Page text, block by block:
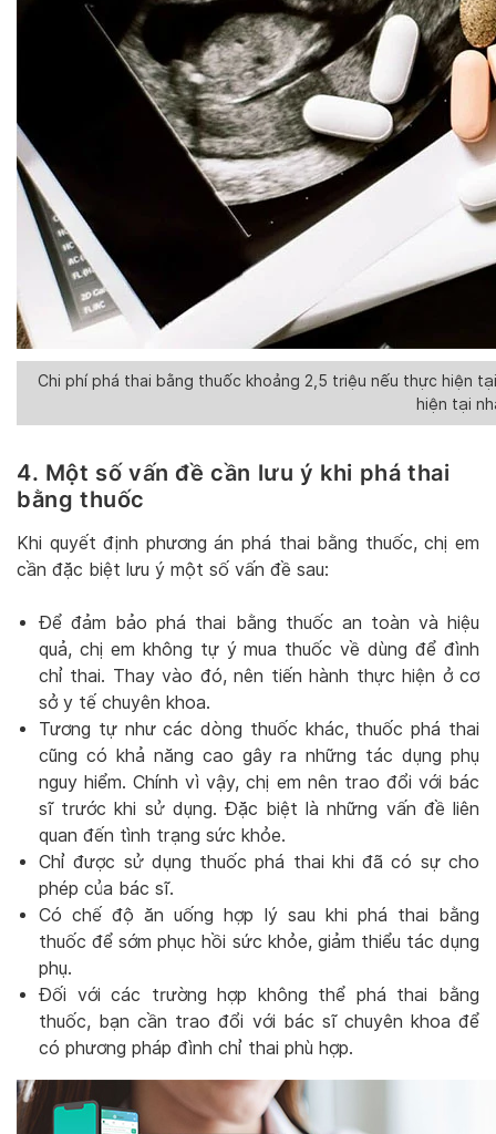
Chi phí phá thai bằng thuốc khoảng 2,5 triệu nếu thực hiện
hiện tại
4. Một số vấn đề cần lưu ý khi phá thai
bằng thuốc
Khi quyết định phương án phá thai bằng thuốc, chị em
cần đặc biệt lưu ý một số vấn đề sau:
Để đảm bảo phá thai bằng thuốc an toàn và hiệu
quả, chị em không tự ý mua thuốc về dùng để đình
chỉ thai. Thay vào đó, nên tiến hành thực hiện ở cơ
sở y tế chuyên khoa.
Tương tự như các dòng thuốc khác, thuốc phá thai
cũng có khả năng cao gây ra những tác dụng phụ
nguy hiểm. Chính vì vậy, chị em nên trao đổi với bác
sĩ trước khi sử dụng. Đặc biệt là những vấn đề liên
quan đến tình trạng sức khỏe.
Chỉ được sử dụng thuốc phá thai khi đã có sự cho
phép của bác sĩ.
Có chế độ ăn uống hợp lý sau khi phá thai bằng
thuốc để sớm phục hồi sức khỏe, giảm thiểu tác dụng
phụ.
Đối với các trường hợp không thể phá thai bằng
thuốc, bạn cần trao đổi với bác sĩ chuyên khoa để
có phương pháp đình chỉ thai phù hợp.